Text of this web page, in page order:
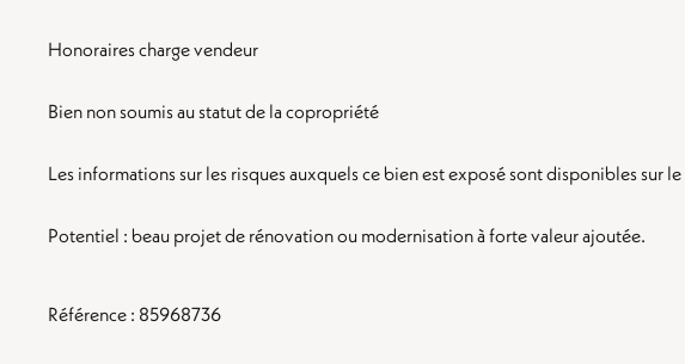
Honoraires charge vendeur
Bien non soumis au statut de la copropriété
Les informations sur les risques auxquels ce bien est exposé sont disponibles sur
Potentiel : beau projet de rénovation ou modernisation à forte valeur ajoutée.
Référence : 85968736